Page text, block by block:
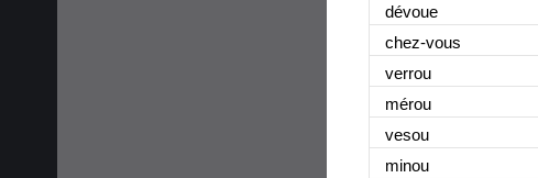
dévoue
chez-vous
verrou
mérou
vesou
minou